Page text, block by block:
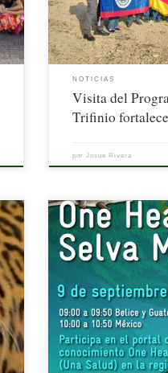
NOTICIAS
Visita del
Trifinio
porJosue Rivera
El día miércoles 10 de
Guatemala y Belice y
línea de más de 100
públicos, privados,
Guatemala y Belice,